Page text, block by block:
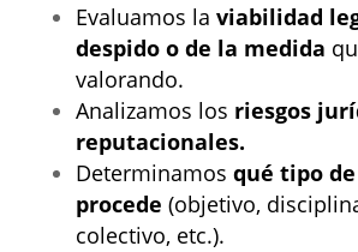
Evaluamos la viabilidad
despido o de la medida
valorando.
Analizamos los riesgos
reputacionales.
Determinamos qué tipo
procede (objetivo,
colectivo, etc.).